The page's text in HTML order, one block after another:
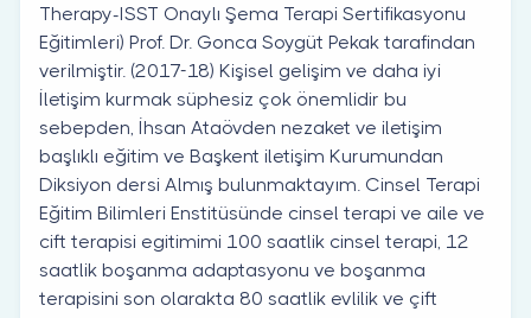
Therapy-ISST Onaylı Şema Terapi Sertifikasyonu
Eğitimleri) Prof. Dr. Gonca Soygüt Pekak tarafindan
verilmiştir. (2017-18) Kişisel gelişim ve daha iyi
İletişim kurmak süphesiz çok önemlidir bu
sebepden, İhsan Ataövden nezaket ve iletişim
başlıklı eğitim ve Başkent iletişim Kurumundan
Diksiyon dersi Almış bulunmaktayım. Cinsel Terapi
Eğitim Bilimleri Enstitüsünde cinsel terapi ve aile ve
cift terapisi egitimimi 100 saatlik cinsel terapi, 12
saatlik boşanma adaptasyonu ve boşanma
terapisini son olarakta 80 saatlik evlilik ve çift